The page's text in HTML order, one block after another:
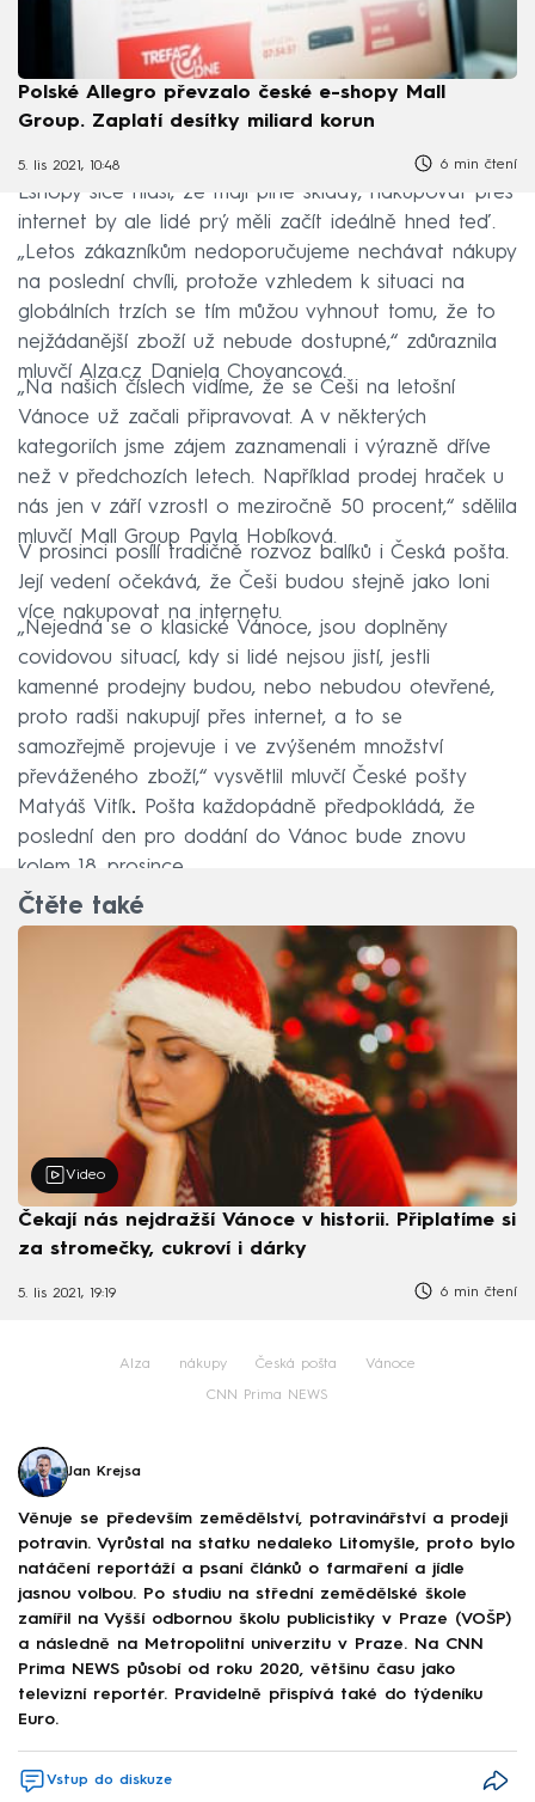
Polské Allegro převzalo české e-shopy Mall
Group. Zaplatí desítky miliard korun
5. lis 2021, 10:48 6 min čtení
Eshopy sice hlásí, že mají plné sklady, nakupovat přes
internet by ale lidé prý měli začít ideálně hned teď.
„Letos zákazníkům nedoporučujeme nechávat nákupy
na poslední chvíli, protože vzhledem k situaci na
globálních trzích se tím můžou vyhnout tomu, že to
nejžádanější zboží už nebude dostupné,“ zdůraznila
mluvčí Alza.cz Daniela Chovancová.
„Na našich číslech vidíme, že se Češi na letošní
Vánoce už začali připravovat. A v některých
kategoriích jsme zájem zaznamenali i výrazně dříve
než v předchozích letech. Například prodej hraček u
nás jen v září vzrostl o meziročně 50 procent,“ sdělila
mluvčí Mall Group Pavla Hobíková.
V prosinci posílí tradičně rozvoz balíků i Česká pošta.
Její vedení očekává, že Češi budou stejně jako loni
více nakupovat na internetu.
„Nejedná se o klasické Vánoce, jsou doplněny
covidovou situací, kdy si lidé nejsou jistí, jestli
kamenné prodejny budou, nebo nebudou otevřené,
proto radši nakupují přes internet, a to se
samozřejmě projevuje i ve zvýšeném množství
převáženého zboží,“ vysvětlil mluvčí České pošty
Matyáš Vitík.
Pošta každopádně předpokládá, že
poslední den pro dodání do Vánoc bude znovu
kolem 18. prosince.
Čtěte také
Video
Čekají nás nejdražší Vánoce v historii. Připlatíme si
za stromečky, cukroví i dárky
5. lis 2021, 19:19 6 min čtení
Alza nákupy Česká pošta Vánoce
CNN Prima NEWS
Jan Krejsa
Věnuje se především zemědělství, potravinářství a prodeji
potravin. Vyrůstal na statku nedaleko Litomyšle, proto bylo
natáčení reportáží a psaní článků o farmaření a jídle
jasnou volbou. Po studiu na střední zemědělské škole
zamířil na Vyšší odbornou školu publicistiky v Praze (VOŠP)
a následně na Metropolitní univerzitu v Praze. Na CNN
Prima NEWS působí od roku 2020, většinu času jako
televizní reportér. Pravidelně přispívá také do týdeníku
Euro.
Vstup do diskuze